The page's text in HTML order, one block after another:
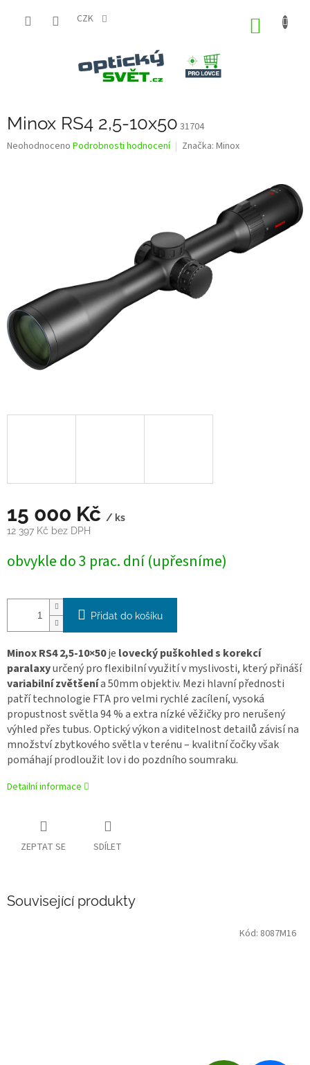
CZK
Minox RS4 2,5-10x50 31704
Průměrné
Neohodnoceno Podrobnosti hodnocení Značka: Minox
15 000 Kč / ks
12 397 Kč bez DPH
cena:
obvykle do 3 prac. dní (upřesníme)
Přidat do košíku
Minox RS4 2,5-10×50je lovecký puškohled s korekcí
paralaxyurčený pro flexibilní využití v myslivosti, který přináší
variabilní zvětšenía 50mm objektiv. Mezi hlavní přednosti
patří technologie FTA pro velmi rychlé zacílení, vysoká
propustnost světla 94 % a extra nízké věžičky pro nerušený
výhled přes tubus. Optický výkon a viditelnost detailů závisí na
množství zbytkového světla v terénu – kvalitní čočky však
pomáhají prodloužit lov i do pozdního soumraku.
Detailní informace
ZEPTAT SE SDÍLET
Související produkty
Kód: 8087M16